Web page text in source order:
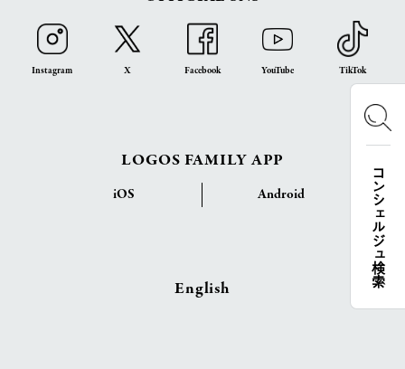
コンシェルジュ検索
Instagram X Facebook YouTube TikTok
LOGOS FAMILY APP
iOS Android
English